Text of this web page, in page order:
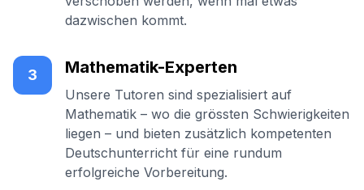
dazwischen kommt.
3 Mathematik-Experten
Unsere Tutoren sind spezialisiert auf
Mathematik – wo die grössten Schwierigkeiten
liegen – und bieten zusätzlich kompetenten
Deutschunterricht für eine rundum
erfolgreiche Vorbereitung.